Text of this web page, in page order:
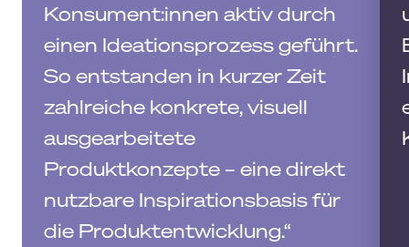
Konsument:innen aktiv durch
einen Ideationsprozess geführt.
So entstanden in kurzer Zeit
zahlreiche konkrete, visuell
ausgearbeitete
Produktkonzepte – eine direkt
nutzbare Inspirationsbasis für
die Produktentwicklung.“